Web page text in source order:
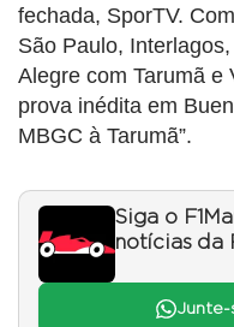
fechada, SporTV.
São Paulo,
Alegre com Tarumã e
prova inédita em
MBGC à Tarumã”.
Siga o
notícias da
Junte-